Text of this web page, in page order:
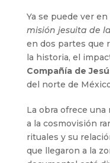
Ya se puede ver
misión jesuita de
en dos partes que
la historia, el
Compañía de
del norte de
La obra ofrece
a la cosmovisión
rituales y su
que llegaron a la